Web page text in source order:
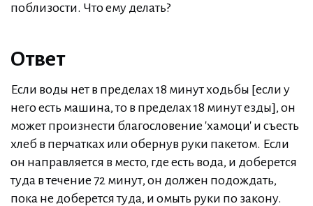
поблизости. Что ему делать?
Ответ
Если воды нет в пределах 18 минут ходьбы [если у
него есть машина, то в пределах 18 минут езды], он
может произнести благословение 'хамоци' и съесть
хлеб в перчатках или обернув руки пакетом. Если
он направляется в место, где есть вода, и доберется
туда в течение 72 минут, он должен подождать,
пока не доберется туда, и омыть руки по закону.